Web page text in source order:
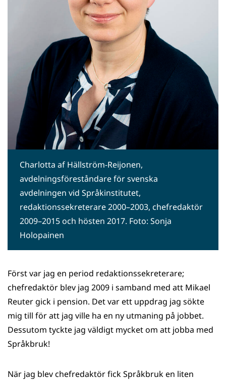
Charlotta af Hällström-Reijonen,
avdelningsföreståndare för svenska
avdelningen vid Språkinstitutet,
redaktionssekreterare 2000–2003, chefredaktör
2009–2015 och hösten 2017. Foto: Sonja
Holopainen
Först var jag en period redaktionssekreterare;
chefredaktör blev jag 2009 i samband med att Mikael
Reuter gick i pension. Det var ett uppdrag jag sökte
mig till för att jag ville ha en ny utmaning på jobbet.
Dessutom tyckte jag väldigt mycket om att jobba med
Språkbruk!
När jag blev chefredaktör fick Språkbruk en liten